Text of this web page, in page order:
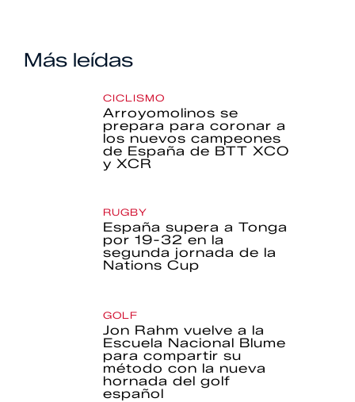
Más leídas
CICLISMO
Arroyomolinos se
prepara para coronar a
los nuevos campeones
de España de BTT XCO
y XCR
RUGBY
España supera a Tonga
por 19-32 en la
segunda jornada de la
Nations Cup
GOLF
Jon Rahm vuelve a la
Escuela Nacional Blume
para compartir su
método con la nueva
hornada del golf
español